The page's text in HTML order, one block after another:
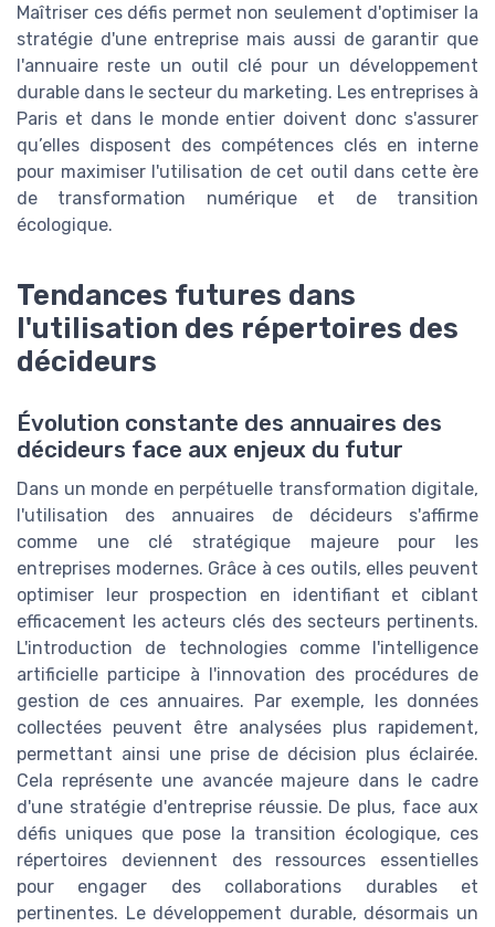
Maîtriser ces défis permet non seulement d'optimiser la
stratégie d'une entreprise mais aussi de garantir que
l'annuaire reste un outil clé pour un développement
durable dans le secteur du marketing. Les entreprises à
Paris et dans le monde entier doivent donc s'assurer
qu’elles disposent des compétences clés en interne
pour maximiser l'utilisation de cet outil dans cette ère
de transformation numérique et de transition
écologique.
Tendances futures dans
l'utilisation des répertoires des
décideurs
Évolution constante des annuaires des
décideurs face aux enjeux du futur
Dans un monde en perpétuelle transformation digitale,
l'utilisation des annuaires de décideurs s'affirme
comme une clé stratégique majeure pour les
entreprises modernes. Grâce à ces outils, elles peuvent
optimiser leur prospection en identifiant et ciblant
efficacement les acteurs clés des secteurs pertinents.
L'introduction de technologies comme l'intelligence
artificielle participe à l'innovation des procédures de
gestion de ces annuaires. Par exemple, les données
collectées peuvent être analysées plus rapidement,
permettant ainsi une prise de décision plus éclairée.
Cela représente une avancée majeure dans le cadre
d'une stratégie d'entreprise réussie. De plus, face aux
défis uniques que pose la transition écologique, ces
répertoires deviennent des ressources essentielles
pour engager des collaborations durables et
pertinentes. Le développement durable, désormais un